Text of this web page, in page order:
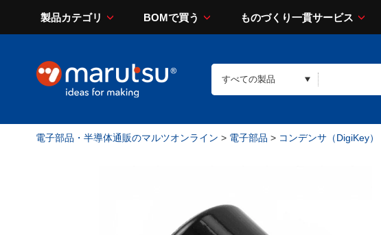
製品カテゴリ BOMで買う ものづくり一貫サービス
電子部品・半導体通販のマルツオンライン > 電子部品 > コンデンサ（DigiKey）